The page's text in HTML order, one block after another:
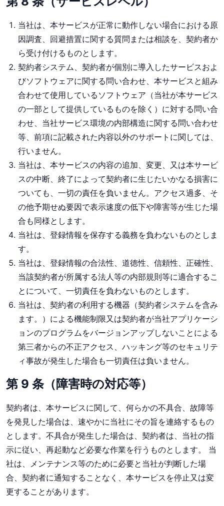
当社は、本サービスが正常に動作しない場合における原
因調査、回避措置に関する質問または相談を、契約者か
ら受け付けるものとします。
契約者システム、契約者が個別に導入したサービスおよ
びソフトウェアに関する問い合わせ、本サービスと組み
合わせて使用しているソフトウェア（当社が本サービス
の一部として提供しているものを除く）に対する問い合
わせ、当社サービス環境の内部構造に関する問い合わせ
等、前項に記載された内容以外のサポートに関しては、
行いません。
当社は、本サービスの内容の追加、変更、又は本サービ
スの中断、終了によって契約者に生じたいかなる損害に
ついても、一切の責任を負いません。アクセス過多、そ
の他予期せぬ要因で表示速度の低下や障害等が生じた場
合も同様とします。
当社は、登録情報を保存する義務を負わないものとしま
す。
当社は、登録情報の合法性、道徳性、信頼性、正確性、
当該契約者が所属する法人等の内部規則等に適合するこ
とについて、一切責任を負わないものとします。
当社は、契約者の利用する機器（契約者システムを含み
ます。）による機能制限又は契約者が当社アプリケーシ
ョンのプログラムをバージョンアップしないことによる
第三者からの不正アクセス、ハッキング等のセキュリテ
ィ事故が発生した場合も一切責任は負いません。
第 9 条（障害時の対応等）
契約者は、本サービスに関して、何らかの不具合、故障等
を発見した場合は、速やかに当社にその旨を連絡するもの
とします。不具合が発生した場合は、契約者は、当社の指
示に従い、再起動など必要な作業を行うものとします。 当
社は、メンテナンス等のために必要と当社が判断した場
合、契約者に通知することなく、本サービスを停止又は変
更することがあります。